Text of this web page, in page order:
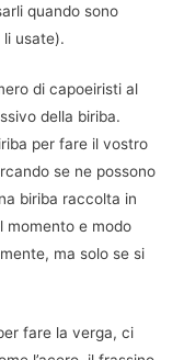
quando sono
li usate).
di capoeiristi al
della biriba.
per fare il vostro
se ne possono
biriba raccolta in
momento e modo
ma solo se si
fare la verga, ci